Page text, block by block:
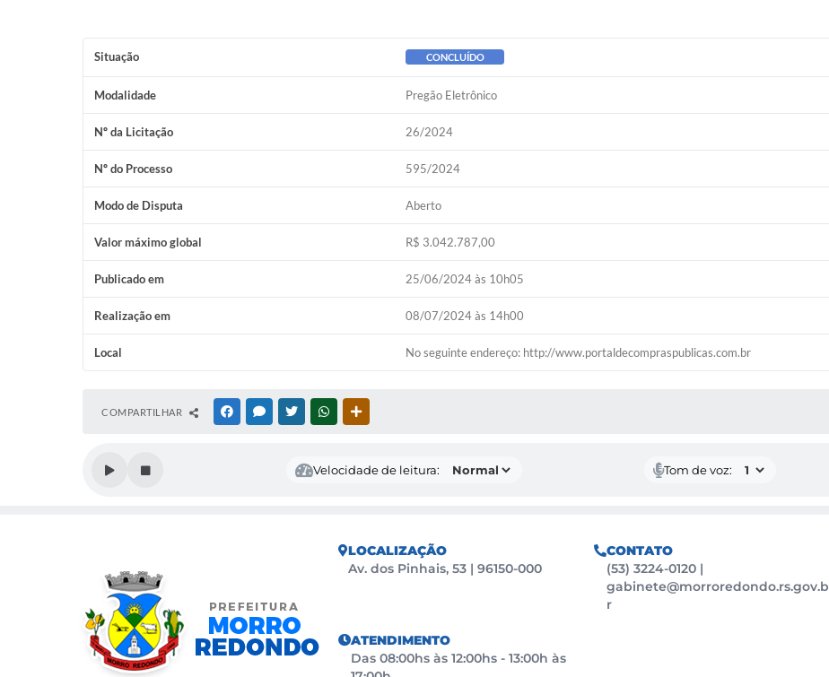
Situação CONCLUÍDO
Modalidade Pregão Eletrônico
Nº da Licitação 26/2024
Nº do Processo 595/2024
Modo de Disputa Aberto
Valor máximo global R$ 3.042.787,00
Publicado em 25/06/2024 às 10h05
Realização em 08/07/2024 às 14h00
Local No seguinte endereço: http://www.portaldecompraspublicas.com.br
COMPARTILHAR FACEBOOKMESSENGER
TWITTERWHATSAPP
Velocidade de leitura: Tom de voz:
LOCALIZAÇÃO
Av. dos Pinhais, 53 | 96150-000
CONTATO
(53) 3224-0120 |
gabinete@morroredondo.rs.gov.b
r
ATENDIMENTO
Das 08:00hs às 12:00hs - 13:00h às